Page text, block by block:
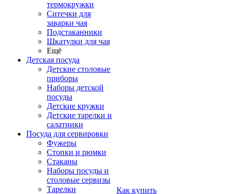
термокружки
Ситечки для
заварки чая
Подстаканники
Шкатулки для чая
Ещё
Детская посуда
Детские столовые
приборы
Наборы детской
посуды
Детские кружки
Детские тарелки и
салатники
Посуда для сервировки
Фужеры
Стопки и рюмки
Стаканы
Наборы посуды и
столовые сервизы
Тарелки
Как купить